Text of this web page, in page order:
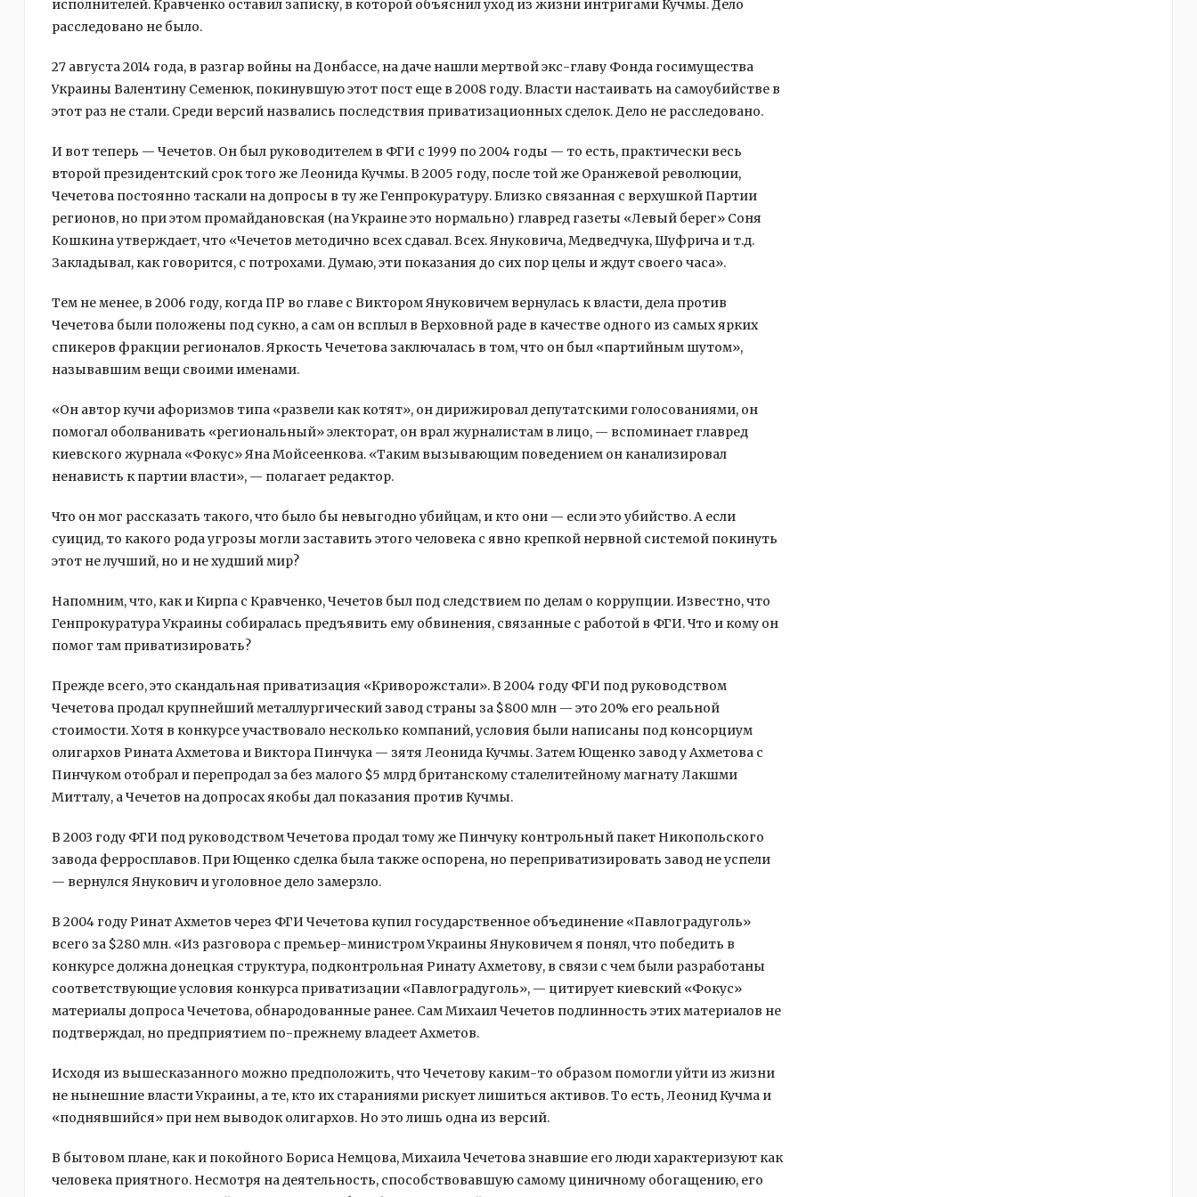
исполнителей. Кравченко оставил записку, в которой объяснил уход из жизни интригами Кучмы. Дело
расследовано не было.
27 августа 2014 года, в разгар войны на Донбассе, на даче нашли мертвой экс-главу Фонда госимущества
Украины Валентину Семенюк, покинувшую этот пост еще в 2008 году. Власти настаивать на самоубийстве в
этот раз не стали. Среди версий назвались последствия приватизационных сделок. Дело не расследовано.
И вот теперь — Чечетов. Он был руководителем в ФГИ с 1999 по 2004 годы — то есть, практически весь
второй президентский срок того же Леонида Кучмы. В 2005 году, после той же Оранжевой революции,
Чечетова постоянно таскали на допросы в ту же Генпрокуратуру. Близко связанная с верхушкой Партии
регионов, но при этом промайдановская (на Украине это нормально) главред газеты «Левый берег» Соня
Кошкина утверждает, что «Чечетов методично всех сдавал. Всех. Януковича, Медведчука, Шуфрича и т.д.
Закладывал, как говорится, с потрохами. Думаю, эти показания до сих пор целы и ждут своего часа».
Тем не менее, в 2006 году, когда ПР во главе с Виктором Януковичем вернулась к власти, дела против
Чечетова были положены под сукно, а сам он всплыл в Верховной раде в качестве одного из самых ярких
спикеров фракции регионалов. Яркость Чечетова заключалась в том, что он был «партийным шутом»,
называвшим вещи своими именами.
«Он автор кучи афоризмов типа «развели как котят», он дирижировал депутатскими голосованиями, он
помогал оболванивать «региональный» электорат, он врал журналистам в лицо, — вспоминает главред
киевского журнала «Фокус» Яна Мойсеенкова. «Таким вызывающим поведением он канализировал
ненависть к партии власти», — полагает редактор.
Что он мог рассказать такого, что было бы невыгодно убийцам, и кто они — если это убийство. А если
суицид, то какого рода угрозы могли заставить этого человека с явно крепкой нервной системой покинуть
этот не лучший, но и не худший мир?
Напомним, что, как и Кирпа с Кравченко, Чечетов был под следствием по делам о коррупции. Известно, что
Генпрокуратура Украины собиралась предъявить ему обвинения, связанные с работой в ФГИ. Что и кому он
помог там приватизировать?
Прежде всего, это скандальная приватизация «Криворожстали». В 2004 году ФГИ под руководством
Чечетова продал крупнейший металлургический завод страны за $800 млн — это 20% его реальной
стоимости. Хотя в конкурсе участвовало несколько компаний, условия были написаны под консорциум
олигархов Рината Ахметова и Виктора Пинчука — зятя Леонида Кучмы. Затем Ющенко завод у Ахметова с
Пинчуком отобрал и перепродал за без малого $5 млрд британскому сталелитейному магнату Лакшми
Митталу, а Чечетов на допросах якобы дал показания против Кучмы.
В 2003 году ФГИ под руководством Чечетова продал тому же Пинчуку контрольный пакет Никопольского
завода ферросплавов. При Ющенко сделка была также оспорена, но переприватизировать завод не успели
— вернулся Янукович и уголовное дело замерзло.
В 2004 году Ринат Ахметов через ФГИ Чечетова купил государственное объединение «Павлоградуголь»
всего за $280 млн. «Из разговора с премьер-министром Украины Януковичем я понял, что победить в
конкурсе должна донецкая структура, подконтрольная Ринату Ахметову, в связи с чем были разработаны
соответствующие условия конкурса приватизации «Павлоградуголь», — цитирует киевский «Фокус»
материалы допроса Чечетова, обнародованные ранее. Сам Михаил Чечетов подлинность этих материалов не
подтверждал, но предприятием по-прежнему владеет Ахметов.
Исходя из вышесказанного можно предположить, что Чечетову каким-то образом помогли уйти из жизни
не нынешние власти Украины, а те, кто их стараниями рискует лишиться активов. То есть, Леонид Кучма и
«поднявшийся» при нем выводок олигархов. Но это лишь одна из версий.
В бытовом плане, как и покойного Бориса Немцова, Михаила Чечетова знавшие его люди характеризуют как
человека приятного. Несмотря на деятельность, способствовавшую самому циничному обогащению, его